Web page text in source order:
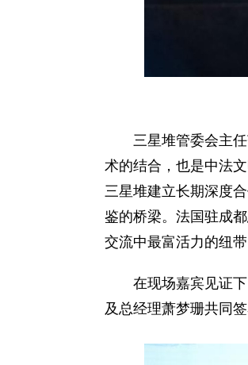
三星堆管委会主
术的结合，也是中法
三星堆建立长期深度
鉴的桥梁。法国驻成
交流中最富活力的纽带
在现场嘉宾见证
及总经理萧梦珊共同